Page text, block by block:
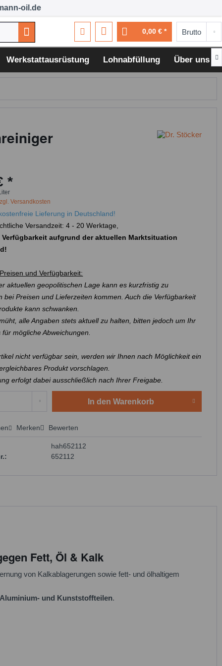
oil.de
0,00 € *
Werkstattausrüstung Lohnabfüllung Über uns 
*
Versandkosten
Lieferung in Deutschland!
Versandzeit: 4 - 20 Werktage,
Verfügbarkeit aufgrund der aktuellen Marktsituation
und Verfügbarkeit:
aktuellen geopolitischen Lage kann es kurzfristig zu
bei Preisen und Lieferzeiten kommen. Auch die Verfügbarkeit
kann schwanken.
alle Angaben stets aktuell zu halten, bitten jedoch um Ihr
für mögliche Abweichungen.
nicht verfügbar sein, werden wir Ihnen nach Möglichkeit ein
Produkt vorschlagen.
erfolgt dabei ausschließlich nach Ihrer Freigabe.
In den Warenkorb
Merken Bewerten
hah652112
652112
Fett, Öl & Kalk
von Kalkablagerungen sowie fett- und ölhaltigem
Aluminium- und Kunststoffteilen.